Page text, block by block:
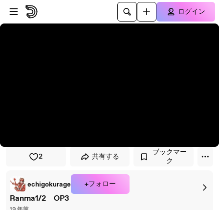
プレイヤーにスキップ
メインコンテンツにスキップ
ログイン
2 共有する
ブックマー
ク
echigokurage +フォロー
Ranma1/2 OP3